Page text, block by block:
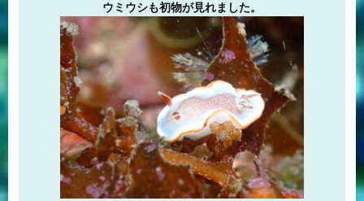
ウミウシも初物が見れました。